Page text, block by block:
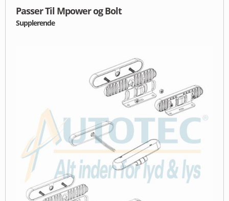
Passer Til Mpower og Bolt
Supplerende